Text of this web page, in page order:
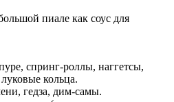
пиале как соус для
спринг-роллы, наггетсы,
кольца.
гедза, дим-самы.